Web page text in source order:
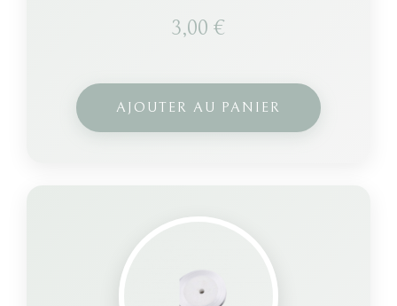
3,00 €
AJOUTER AU PANIER